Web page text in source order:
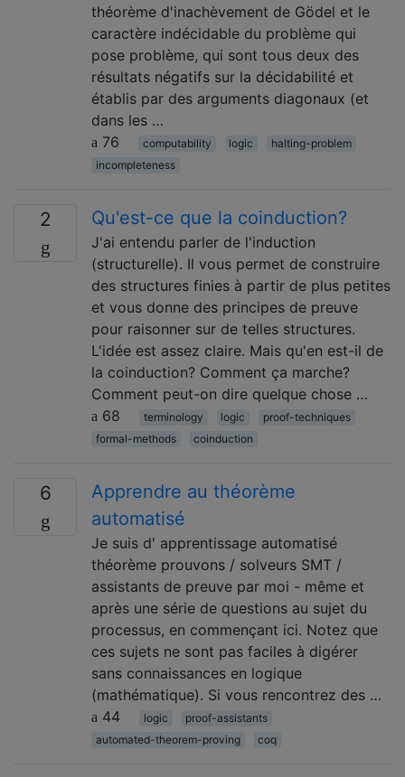
théorème d'inachèvement de Gödel et le
caractère indécidable du problème qui
pose problème, qui sont tous deux des
résultats négatifs sur la décidabilité et
établis par des arguments diagonaux (et
dans les …
76
computability logic
halting-problem
incompleteness
2 Qu'est-ce que la coinduction?
J'ai entendu parler de l'induction
(structurelle). Il vous permet de construire
des structures finies à partir de plus petites
et vous donne des principes de preuve
pour raisonner sur de telles structures.
L'idée est assez claire. Mais qu'en est-il de
la coinduction? Comment ça marche?
Comment peut-on dire quelque chose …
68
terminology logic
proof-techniques
formal-methods
coinduction
6
Apprendre au théorème
automatisé
Je suis d' apprentissage automatisé
théorème prouvons / solveurs SMT /
assistants de preuve par moi - même et
après une série de questions au sujet du
processus, en commençant ici. Notez que
ces sujets ne sont pas faciles à digérer
sans connaissances en logique
(mathématique). Si vous rencontrez des …
44
logic
proof-assistants
automated-theorem-proving
coq